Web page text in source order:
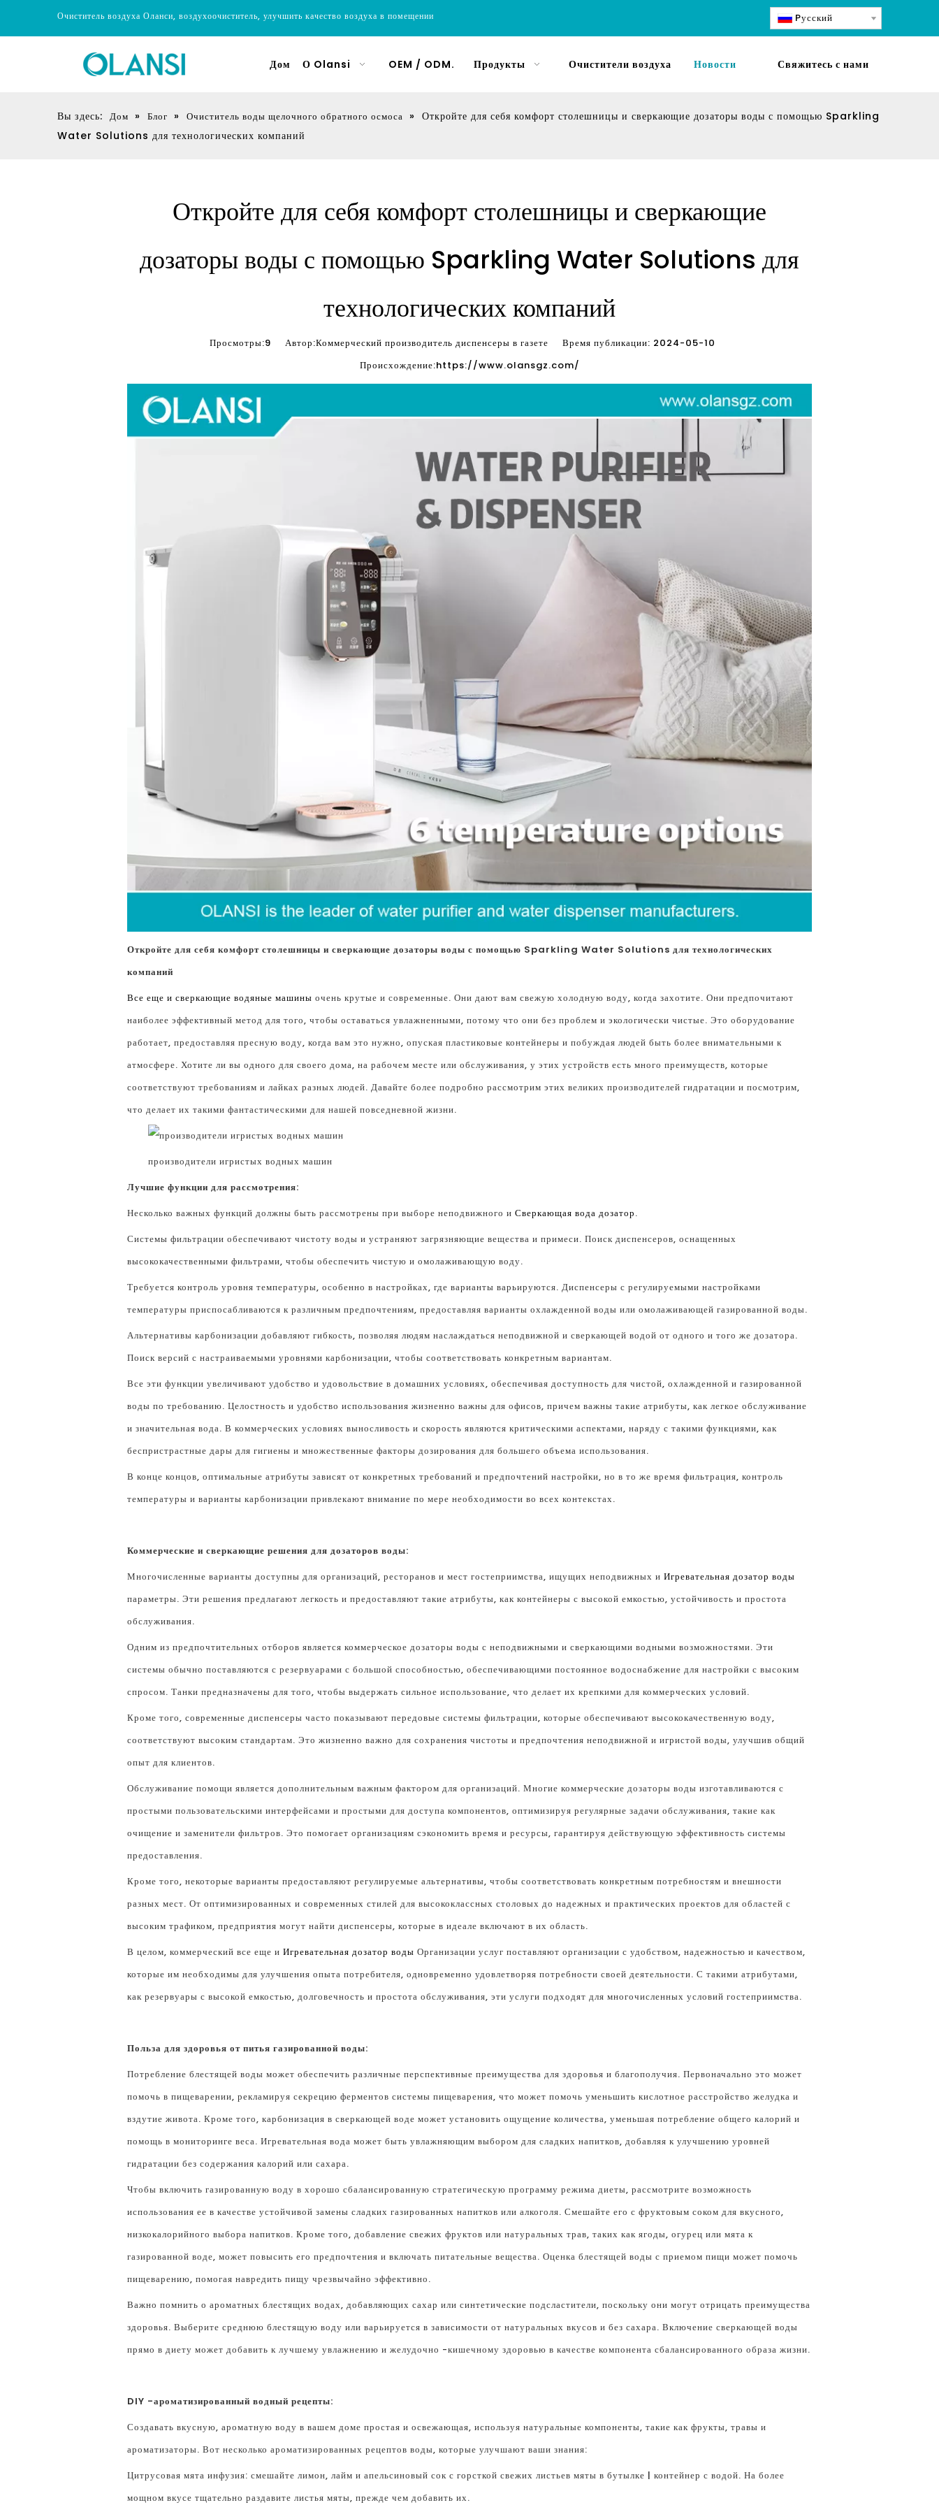
Очиститель воздуха Оланси, воздухоочиститель, улучшить качество воздуха в помещении Pусский
Дом О Olansi OEM / ODM. Продукты Очистители воздуха Новости Свяжитесь с нами
Вы здесь: Дом » Блог » Очиститель воды щелочного обратного осмоса » Откройте для себя комфорт столешницы и сверкающие дозаторы воды с помощью Sparkling
Water Solutions для технологических компаний
Откройте для себя комфорт столешницы и сверкающие
дозаторы воды с помощью Sparkling Water Solutions для
технологических компаний
Просмотры:9 Автор:Коммерческий производитель диспенсеры в газете Время публикации: 2024-05-10
Происхождение:https://www.olansgz.com/
Откройте для себя комфорт столешницы и сверкающие дозаторы воды с помощью Sparkling Water Solutions для технологических
компаний
Все еще и сверкающие водяные машины очень крутые и современные. Они дают вам свежую холодную воду, когда захотите. Они предпочитают
наиболее эффективный метод для того, чтобы оставаться увлажненными, потому что они без проблем и экологически чистые. Это оборудование
работает, предоставляя пресную воду, когда вам это нужно, опуская пластиковые контейнеры и побуждая людей быть более внимательными к
атмосфере. Хотите ли вы одного для своего дома, на рабочем месте или обслуживания, у этих устройств есть много преимуществ, которые
соответствуют требованиям и лайках разных людей. Давайте более подробно рассмотрим этих великих производителей гидратации и посмотрим,
что делает их такими фантастическими для нашей повседневной жизни.
производители игристых водных машин
Лучшие функции для рассмотрения:
Несколько важных функций должны быть рассмотрены при выборе неподвижного и Сверкающая вода дозатор.
Системы фильтрации обеспечивают чистоту воды и устраняют загрязняющие вещества и примеси. Поиск диспенсеров, оснащенных
высококачественными фильтрами, чтобы обеспечить чистую и омолаживающую воду.
Требуется контроль уровня температуры, особенно в настройках, где варианты варьируются. Диспенсеры с регулируемыми настройками
температуры приспосабливаются к различным предпочтениям, предоставляя варианты охлажденной воды или омолаживающей газированной воды.
Альтернативы карбонизации добавляют гибкость, позволяя людям наслаждаться неподвижной и сверкающей водой от одного и того же дозатора.
Поиск версий с настраиваемыми уровнями карбонизации, чтобы соответствовать конкретным вариантам.
Все эти функции увеличивают удобство и удовольствие в домашних условиях, обеспечивая доступность для чистой, охлажденной и газированной
воды по требованию. Целостность и удобство использования жизненно важны для офисов, причем важны такие атрибуты, как легкое обслуживание
и значительная вода. В коммерческих условиях выносливость и скорость являются критическими аспектами, наряду с такими функциями, как
беспристрастные дары для гигиены и множественные факторы дозирования для большего объема использования.
В конце концов, оптимальные атрибуты зависят от конкретных требований и предпочтений настройки, но в то же время фильтрация, контроль
температуры и варианты карбонизации привлекают внимание по мере необходимости во всех контекстах.
Коммерческие и сверкающие решения для дозаторов воды:
Многочисленные варианты доступны для организаций, ресторанов и мест гостеприимства, ищущих неподвижных и Игревательная дозатор воды
параметры. Эти решения предлагают легкость и предоставляют такие атрибуты, как контейнеры с высокой емкостью, устойчивость и простота
обслуживания.
Одним из предпочтительных отборов является коммерческое дозаторы воды с неподвижными и сверкающими водными возможностями. Эти
системы обычно поставляются с резервуарами с большой способностью, обеспечивающими постоянное водоснабжение для настройки с высоким
спросом. Танки предназначены для того, чтобы выдержать сильное использование, что делает их крепкими для коммерческих условий.
Кроме того, современные диспенсеры часто показывают передовые системы фильтрации, которые обеспечивают высококачественную воду,
соответствуют высоким стандартам. Это жизненно важно для сохранения чистоты и предпочтения неподвижной и игристой воды, улучшив общий
опыт для клиентов.
Обслуживание помощи является дополнительным важным фактором для организаций. Многие коммерческие дозаторы воды изготавливаются с
простыми пользовательскими интерфейсами и простыми для доступа компонентов, оптимизируя регулярные задачи обслуживания, такие как
очищение и заменители фильтров. Это помогает организациям сэкономить время и ресурсы, гарантируя действующую эффективность системы
предоставления.
Кроме того, некоторые варианты предоставляют регулируемые альтернативы, чтобы соответствовать конкретным потребностям и внешности
разных мест. От оптимизированных и современных стилей для высококлассных столовых до надежных и практических проектов для областей с
высоким трафиком, предприятия могут найти диспенсеры, которые в идеале включают в их область.
В целом, коммерческий все еще и Игревательная дозатор воды Организации услуг поставляют организации с удобством, надежностью и качеством,
которые им необходимы для улучшения опыта потребителя, одновременно удовлетворяя потребности своей деятельности. С такими атрибутами,
как резервуары с высокой емкостью, долговечность и простота обслуживания, эти услуги подходят для многочисленных условий гостеприимства.
Польза для здоровья от питья газированной воды:
Потребление блестящей воды может обеспечить различные перспективные преимущества для здоровья и благополучия. Первоначально это может
помочь в пищеварении, рекламируя секрецию ферментов системы пищеварения, что может помочь уменьшить кислотное расстройство желудка и
вздутие живота. Кроме того, карбонизация в сверкающей воде может установить ощущение количества, уменьшая потребление общего калорий и
помощь в мониторинге веса. Игревательная вода может быть увлажняющим выбором для сладких напитков, добавляя к улучшению уровней
гидратации без содержания калорий или сахара.
Чтобы включить газированную воду в хорошо сбалансированную стратегическую программу режима диеты, рассмотрите возможность
использования ее в качестве устойчивой замены сладких газированных напитков или алкоголя. Смешайте его с фруктовым соком для вкусного,
низкокалорийного выбора напитков. Кроме того, добавление свежих фруктов или натуральных трав, таких как ягоды, огурец или мята к
газированной воде, может повысить его предпочтения и включать питательные вещества. Оценка блестящей воды с приемом пищи может помочь
пищеварению, помогая навредить пищу чрезвычайно эффективно.
Важно помнить о ароматных блестящих водах, добавляющих сахар или синтетические подсластители, поскольку они могут отрицать преимущества
здоровья. Выберите среднюю блестящую воду или варьируется в зависимости от натуральных вкусов и без сахара. Включение сверкающей воды
прямо в диету может добавить к лучшему увлажнению и желудочно -кишечному здоровью в качестве компонента сбалансированного образа жизни.
DIY -ароматизированный водный рецепты:
Создавать вкусную, ароматную воду в вашем доме простая и освежающая, используя натуральные компоненты, такие как фрукты, травы и
ароматизаторы. Вот несколько ароматизированных рецептов воды, которые улучшают ваши знания:
Цитрусовая мята инфузия: смешайте лимон, лайм и апельсиновый сок с горсткой свежих листьев мяты в бутылке | контейнер с водой. На более
мощном вкусе тщательно раздавите листья мяты, прежде чем добавить их.